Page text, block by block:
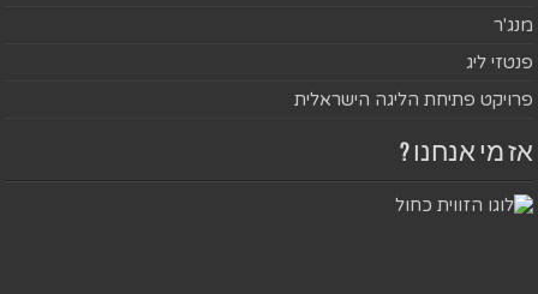
מנג'ר
פנטזי ליג
פרויקט פתיחת הליגה הישראלית
אז מי אנחנו ?